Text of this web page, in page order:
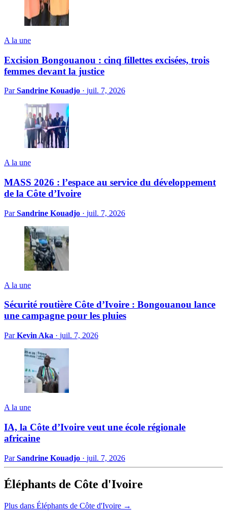
A la une
Excision Bongouanou : cinq fillettes excisées, trois
femmes devant la justice
ParSandrine Kouadjo · juil. 7, 2026
A la une
MASS 2026 : l’espace au service du développement
de la Côte d’Ivoire
ParSandrine Kouadjo · juil. 7, 2026
A la une
Sécurité routière Côte d’Ivoire : Bongouanou lance
une campagne pour les pluies
ParKevin Aka · juil. 7, 2026
A la une
IA, la Côte d’Ivoire veut une école régionale
africaine
ParSandrine Kouadjo · juil. 7, 2026
Éléphants de Côte d'Ivoire
Plus dans Éléphants de Côte d'Ivoire →